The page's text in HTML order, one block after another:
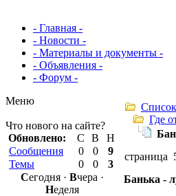
- Главная -
- Новости -
- Материалы и документы -
- Объявления -
- Форум -
Меню
Что нового на сайте?
Обновлено:
С В
Н
Сообщения
0 0
9
Темы
0 0
3
Сегодня · Вчера ·
Неделя
Где
страница
Банька -